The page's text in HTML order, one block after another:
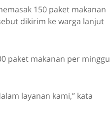
150 paket makanan
dikirim ke warga lanjut
paket makanan per minggu
layanan kami,” kata